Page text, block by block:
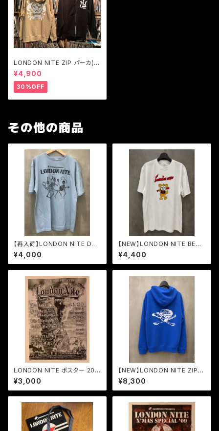
LONDON NITE ZIP パーカ(裏
パイル)LN LOGO skull 黒S
のみ
¥4,900
30%OFF
その他の商品
【再入荷】LONDON NITE Dan
cing Skull Tシャツ 4.7オン
ス 復刻vol.2
¥4,000
【NEW】LONDON NITE BEAR
T 2026 full color
¥4,400
LONDON NITE ポスター 200
8
¥3,000
【NEW】LONDON NITE ZIP
パーカー(裏パイル)SKULL&B
ONE LOGO 2026
¥8,300